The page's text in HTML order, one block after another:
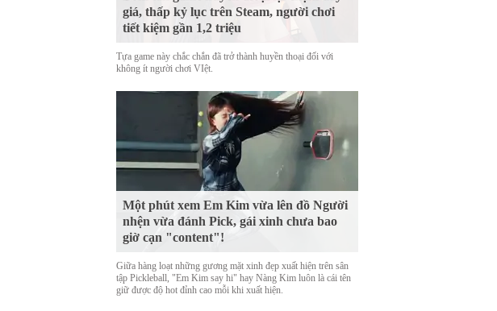
giá, thấp kỷ lục trên Steam, người chơi
tiết kiệm gần 1,2 triệu
Tựa game này chắc chắn đã trở thành huyền thoại đối với
không ít người chơi VIệt.
Một phút xem Em Kim vừa lên đồ Người
nhện vừa đánh Pick, gái xinh chưa bao
giờ cạn "content"!
Giữa hàng loạt những gương mặt xinh đẹp xuất hiện trên sân
tập Pickleball, "Em Kim say hi" hay Nàng Kim luôn là cái tên
giữ được độ hot đỉnh cao mỗi khi xuất hiện.